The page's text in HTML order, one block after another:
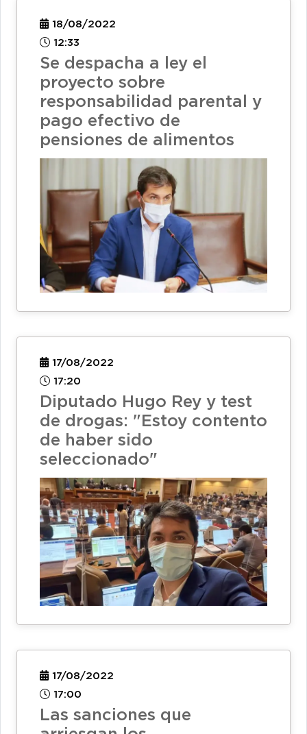
18/08/2022
12:33
Se despacha a ley el
proyecto sobre
responsabilidad parental y
pago efectivo de
pensiones de alimentos
17/08/2022
17:20
Diputado Hugo Rey y test
de drogas: "Estoy contento
de haber sido
seleccionado"
17/08/2022
17:00
Las sanciones que